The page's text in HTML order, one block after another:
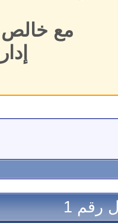
مع خالص
رقم 1